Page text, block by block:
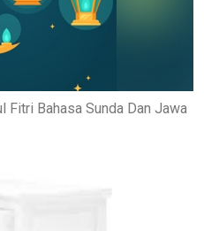
Fitri Bahasa Sunda Dan Jawa